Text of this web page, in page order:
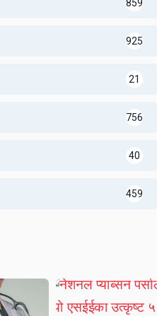
859
925
21
756
40
459